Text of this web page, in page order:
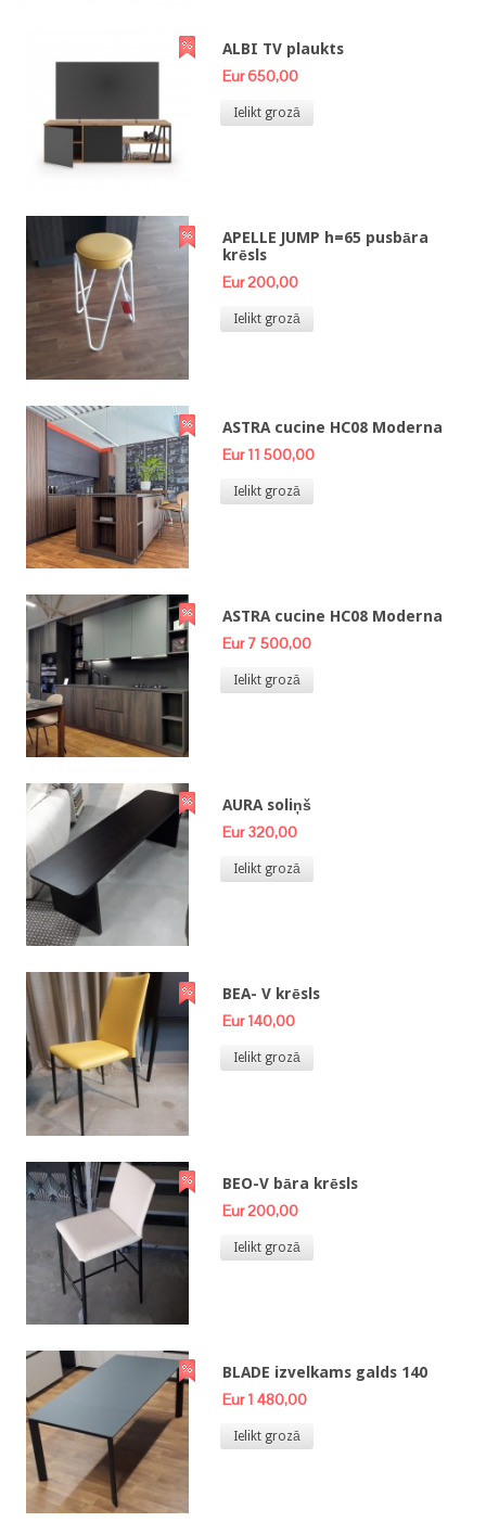
ALBI TV plaukts
Eur 650,00
Ielikt grozā
APELLE JUMP h=65 pusbāra
krēsls
Eur 200,00
Ielikt grozā
ASTRA cucine HC08 Moderna
Eur 11 500,00
Ielikt grozā
ASTRA cucine HC08 Moderna
Eur 7 500,00
Ielikt grozā
AURA soliņš
Eur 320,00
Ielikt grozā
BEA- V krēsls
Eur 140,00
Ielikt grozā
BEO-V bāra krēsls
Eur 200,00
Ielikt grozā
BLADE izvelkams galds 140
Eur 1 480,00
Ielikt grozā